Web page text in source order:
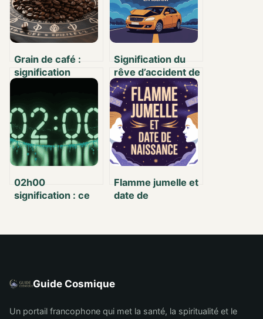
Grain de café :
signification
travers le monde
Signification du
rêve d’accident de
voiture en islam :
ce que vous devez
savoir
02h00
signification : ce
comment
Flamme jumelle et
date de
comprendre
Guide Cosmique
Un portail francophone qui met la santé, la spiritualité et le